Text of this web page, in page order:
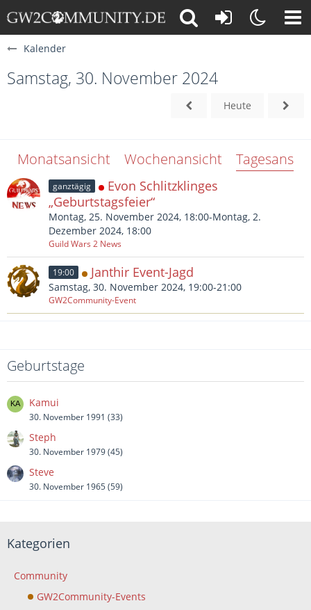
Kalender
Samstag, 30. November 2024
Heute
Monatsansicht Wochenansicht
ganztägig
Evon Schlitzklinges
„Geburtstagsfeier“
Montag, 25. November 2024, 18:00-Montag, 2.
Dezember 2024, 18:00
Guild Wars 2 News
19:00 Janthir Event-Jagd
Samstag, 30. November 2024, 19:00-21:00
GW2Community-Event
Geburtstage
Kamui
30. November 1991 (33)
Steph
30. November 1979 (45)
Steve
30. November 1965 (59)
Kategorien
Community
GW2Community-Events